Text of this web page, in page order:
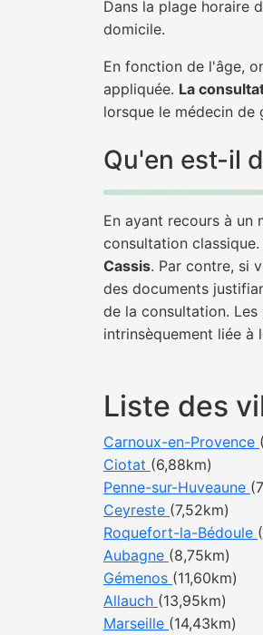
Dans la plage horaire
domicile.
En fonction de l'âge,
appliquée. La
lorsque le médecin de
Qu'en est-il
En ayant recours à un
consultation
Cassis. Par contre, si
des documents
de la consultation.
intrinsèquement liée à
Liste des
Carnoux-en-Provence
Ciotat (6,88km)
Penne-sur-Huveaune
Ceyreste (7,52km)
Roquefort-la-Bédoule
Aubagne (8,75km)
Gémenos (11,60km)
Allauch (13,95km)
Marseille (14,43km)